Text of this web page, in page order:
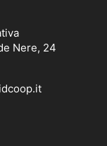
Nere, 24